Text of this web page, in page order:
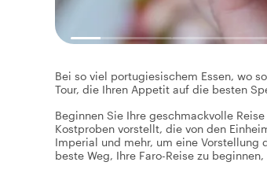
Bei so viel portugiesischem Essen, wo
Tour, die Ihren Appetit auf die besten
Beginnen Sie Ihre geschmackvolle
Kostproben vorstellt, die von den
Imperial und mehr, um eine Vorstellung
beste Weg, Ihre Faro-Reise zu